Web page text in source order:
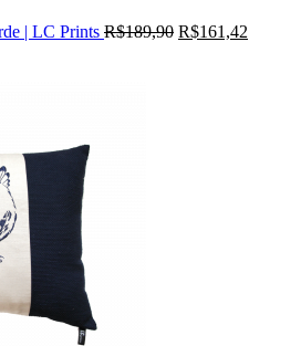
| LC Prints R$189,90 R$161,42